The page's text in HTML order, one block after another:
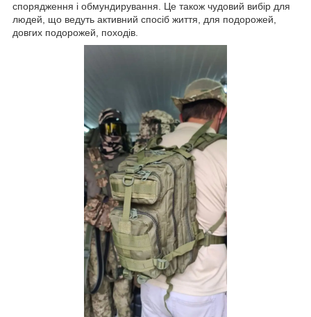
спорядження і обмундирування. Це також чудовий вибір для
людей, що ведуть активний спосіб життя, для подорожей,
довгих подорожей, походів.